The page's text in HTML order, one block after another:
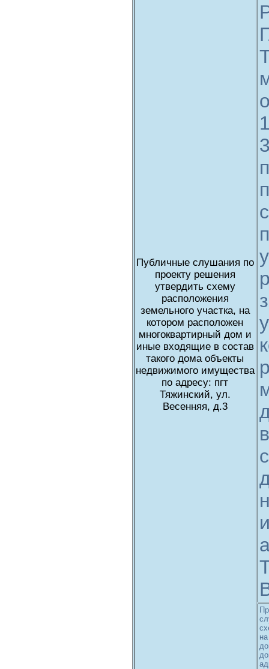
Публичные слушания по
проекту решения
утвердить схему
расположения
земельного участка, на
котором расположен
многоквартирный дом и
иные входящие в состав
такого дома объекты
недвижимого имущества
по адресу: пгт
Тяжинский, ул.
Весенняя, д.3